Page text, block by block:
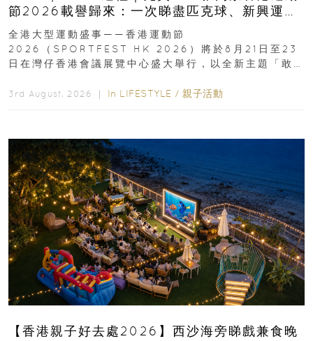
節2026載譽歸來：一次睇盡匹克球、新興運
動、街舞比賽＋逾百運動品牌展覽
全港大型運動盛事——香港運動節
2026（SPORTFEST HK 2026）將於8月21日至23
日在灣仔香港會議展覽中心盛大舉行，以全新主題「敢
3rd August, 2026 ｜ In LIFESTYLE / 親子活動
【香港親子好去處2026】西沙海旁睇戲兼食晚